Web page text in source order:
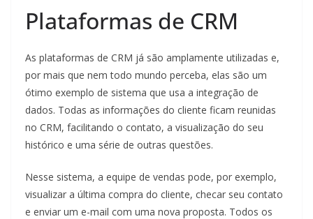
Plataformas de CRM
As plataformas de CRM já são amplamente utilizadas e,
por mais que nem todo mundo perceba, elas são um
ótimo exemplo de sistema que usa a integração de
dados. Todas as informações do cliente ficam reunidas
no CRM, facilitando o contato, a visualização do seu
histórico e uma série de outras questões.
Nesse sistema, a equipe de vendas pode, por exemplo,
visualizar a última compra do cliente, checar seu contato
e enviar um e-mail com uma nova proposta. Todos os